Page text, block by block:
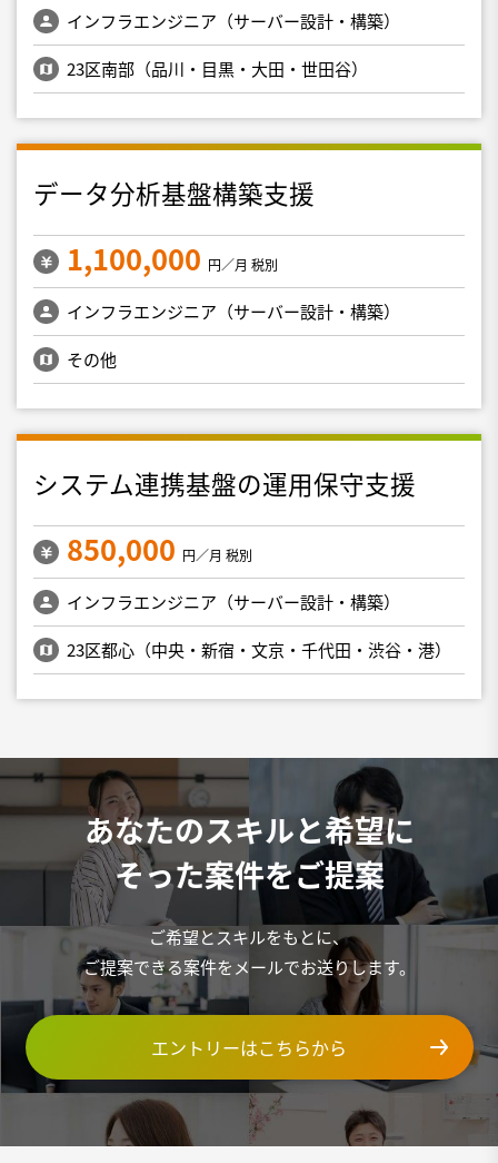
インフラエンジニア（サーバー設計・構築）
23区南部（品川・目黒・大田・世田谷）
データ分析基盤構築支援
1,100,000 円／月 税別
インフラエンジニア（サーバー設計・構築）
その他
システム連携基盤の運用保守支援
850,000 円／月 税別
インフラエンジニア（サーバー設計・構築）
23区都心（中央・新宿・文京・千代田・渋谷・港）
あなたのスキルと希望に
そった案件をご提案
ご希望とスキルをもとに、
ご提案できる案件をメールでお送りします。
エントリーはこちらから